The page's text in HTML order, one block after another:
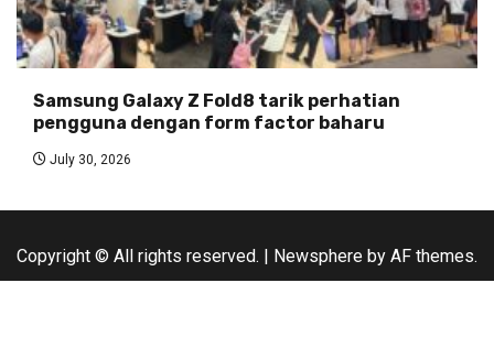
Samsung Galaxy Z Fold8 tarik perhatian
pengguna dengan form factor baharu
July 30, 2026
Copyright © All rights reserved. | Newsphere by AF themes.